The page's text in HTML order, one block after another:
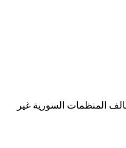
محفوظة © 2022. تحالف المنظمات السورية غير